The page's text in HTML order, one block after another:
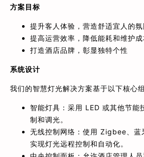
方案目标
提升客人体验，营造舒适宜人的氛
提高运营效率，降低能耗和维护成
打造酒店品牌，彰显独特个性
系统设计
我们的智慧灯光解决方案基于以下核心组
智能灯具：采用 LED 或其他节能
制和调光。
无线控制网络：使用 Zigbee、蓝
实现灯光远程控制和自动化。